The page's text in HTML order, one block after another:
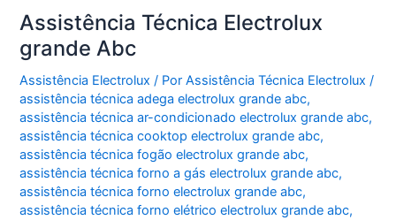
Assistência Técnica Electrolux
grande Abc
Assistência Electrolux / PorAssistência Técnica Electrolux/
assistência técnica adega electrolux grande abc,
assistência técnica ar-condicionado electrolux grande abc,
assistência técnica cooktop electrolux grande abc,
assistência técnica fogão electrolux grande abc,
assistência técnica forno a gás electrolux grande abc,
assistência técnica forno electrolux grande abc,
assistência técnica forno elétrico electrolux grande abc,